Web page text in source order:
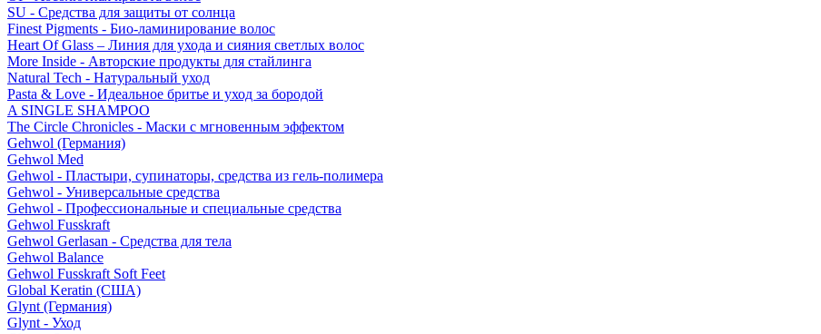
SU - Средства для защиты от солнца
Finest Pigments - Био-ламинирование волос
Heart Of Glass – Линия для ухода и сияния светлых волос
More Inside - Авторские продукты для стайлинга
Natural Tech - Натуральный уход
Pasta & Love - Идеальное бритье и уход за бородой
A SINGLE SHAMPOO
The Circle Chronicles - Маски с мгновенным эффектом
Gehwol (Германия)
Gehwol Med
Gehwol - Пластыри, супинаторы, средства из гель-полимера
Gehwol - Универсальные средства
Gehwol - Профессиональные и специальные средства
Gehwol Fusskraft
Gehwol Gerlasan - Средства для тела
Gehwol Balance
Gehwol Fusskraft Soft Feet
Global Keratin (США)
Glynt (Германия)
Glynt - Уход